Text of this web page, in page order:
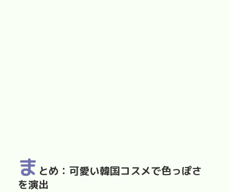
ま とめ：可愛い韓国コスメで色っぽさ
を演出